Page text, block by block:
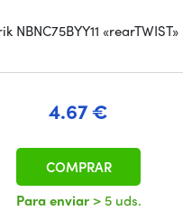
NBNC75BYY11
4.67 €
Para enviar > 5 uds.
COMPRAR